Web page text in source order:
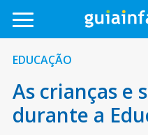
EDUCAÇÃO
As crianças e
durante a